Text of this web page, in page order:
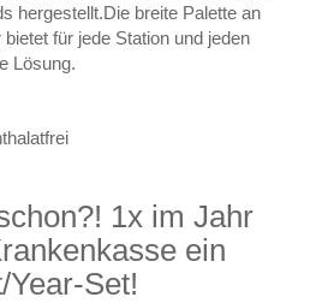
hergestellt.Die breite Palette an
für jede Station und jeden
Lösung.
1x im Jahr
ein
Set!